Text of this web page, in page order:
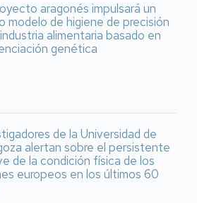
aragonés impulsará un
modelo de higiene de precisión
alimentaria basado en
genética
de la Universidad de
alertan sobre el persistente
de la condición física de los
europeos en los últimos 60